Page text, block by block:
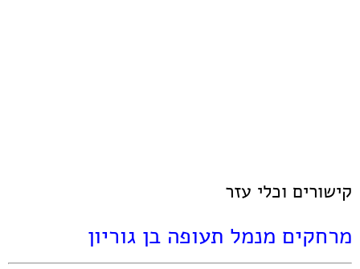
קישורים וכלי עזר
מרחקים מנמל תעופה בן גוריון